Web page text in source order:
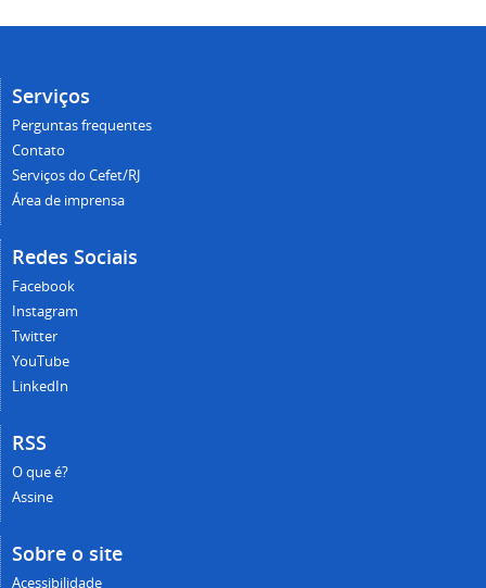
Serviços
Perguntas frequentes
Contato
Serviços do Cefet/RJ
Área de imprensa
Redes Sociais
Facebook
Instagram
Twitter
YouTube
LinkedIn
RSS
O que é?
Assine
Sobre o site
Acessibilidade